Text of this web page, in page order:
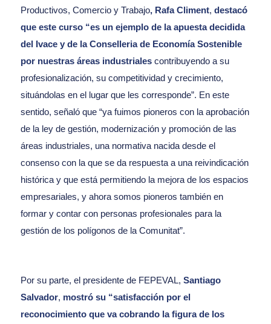
Productivos, Comercio y Trabajo, Rafa Climent, destacó
que este curso “es un ejemplo de la apuesta decidida
del Ivace y de la Conselleria de Economía Sostenible
por nuestras áreas industrialescontribuyendo a su
profesionalización, su competitividad y crecimiento,
situándolas en el lugar que les corresponde”. En este
sentido, señaló que “ya fuimos pioneros con la aprobación
de la ley de gestión, modernización y promoción de las
áreas industriales, una normativa nacida desde el
consenso con la que se da respuesta a una reivindicación
histórica y que está permitiendo la mejora de los espacios
empresariales, y ahora somos pioneros también en
formar y contar con personas profesionales para la
gestión de los polígonos de la Comunitat”.
Por su parte, el presidente de FEPEVAL, Santiago
Salvador, mostró su “satisfacción por el
reconocimiento que va cobrando la figura de los